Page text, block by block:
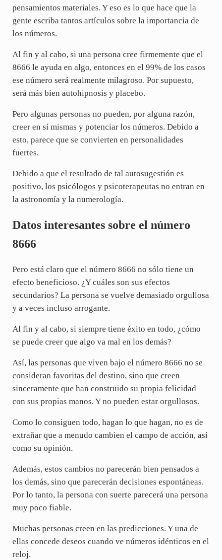
pensamientos materiales. Y eso es lo que hace que la
gente escriba tantos artículos sobre la importancia de
los números.
Al fin y al cabo, si una persona cree firmemente que el
8666 le ayuda en algo, entonces en el 99% de los casos
ese número será realmente milagroso. Por supuesto,
será más bien autohipnosis y placebo.
Pero algunas personas no pueden, por alguna razón,
creer en sí mismas y potenciar los números. Debido a
esto, parece que se convierten en personalidades
fuertes.
Debido a que el resultado de tal autosugestión es
positivo, los psicólogos y psicoterapeutas no entran en
la astronomía y la numerología.
Datos interesantes sobre el número
8666
Pero está claro que el número 8666 no sólo tiene un
efecto beneficioso. ¿Y cuáles son sus efectos
secundarios? La persona se vuelve demasiado orgullosa
y a veces incluso arrogante.
Al fin y al cabo, si siempre tiene éxito en todo, ¿cómo
se puede creer que algo va mal en los demás?
Así, las personas que viven bajo el número 8666 no se
consideran favoritas del destino, sino que creen
sinceramente que han construido su propia felicidad
con sus propias manos. Y no pueden estar orgullosos.
Como lo consiguen todo, hagan lo que hagan, no es de
extrañar que a menudo cambien el campo de acción, así
como su opinión.
Además, estos cambios no parecerán bien pensados a
los demás, sino que parecerán decisiones espontáneas.
Por lo tanto, la persona con suerte parecerá una persona
muy poco fiable.
Muchas personas creen en las predicciones. Y una de
ellas concede deseos cuando ve números idénticos en el
reloj.